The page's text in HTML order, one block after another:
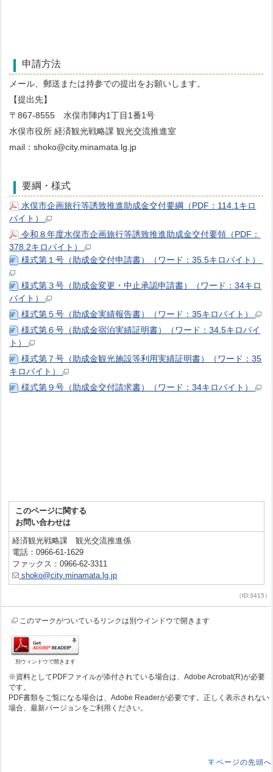
申請方法
メール、郵送または持参での提出をお願いします。
【提出先】
〒867-8555 水俣市陣内1丁目1番1号
水俣市役所 経済観光戦略課 観光交流推進室
mail：shoko@city.minamata.lg.jp
要綱・様式
水俣市企画旅行等誘致推進助成金交付要綱（PDF：114.1キロ
バイト）
令和８年度水俣市企画旅行等誘致推進助成金交付要領（PDF：
378.2キロバイト）
様式第１号（助成金交付申請書）（ワード：35.5キロバイト）
様式第３号（助成金変更・中止承認申請書）（ワード：34キロ
バイト）
様式第５号（助成金実績報告書）（ワード：35キロバイト）
様式第６号（助成金宿泊実績証明書）（ワード：34.5キロバイ
ト）
様式第７号（助成金観光施設等利用実績証明書）（ワード：35
キロバイト）
様式第９号（助成金交付請求書）（ワード：34キロバイト）
このページに関する
お問い合わせは
経済観光戦略課 観光交流推進係
電話：0966-61-1629
ファックス：0966-62-3311
shoko@city.minamata.lg.jp
（ID:3415）
このマークがついているリンクは別ウインドウで開きます
別ウィンドウで開きます
※資料としてPDFファイルが添付されている場合は、Adobe Acrobat(R)が必要
です。
PDF書類をご覧になる場合は、Adobe Readerが必要です。正しく表示されない
場合、最新バージョンをご利用ください。
ページの先頭へ